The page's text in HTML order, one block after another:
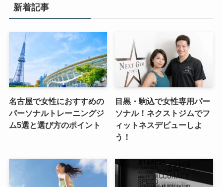
新着記事
名古屋で女性におすすめの
パーソナルトレーニングジ
ム5選と選び方のポイント
目黒・駒込で女性専用パー
ソナル！ネクストジムでフ
ィットネスデビューしよ
う！